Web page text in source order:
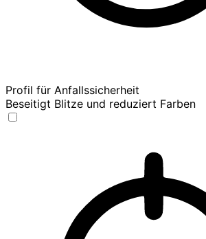
Profil für Anfallssicherheit
Beseitigt Blitze und reduziert Farben